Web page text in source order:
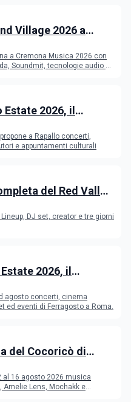
Village 2026 a
il programma
a Cremona Musica 2026 con
Soundmit, tecnologie audio e
2026, il
a Rapallo concerti,
e appuntamenti culturali
del Red Valley
DJ set, creator e tre giorni
2026, il
agosto concerti, cinema
ed eventi di Ferragosto a Roma.
del Cocoricò di
al 16 agosto 2026 musica
Lens, Mochakk e